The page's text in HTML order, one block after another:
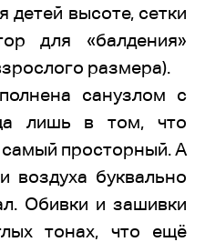
детей высоте, сетки
для «балдения»
размера).
санузлом с
лишь в том, что
самый просторный. А
воздуха буквально
Обивки и зашивки
тонах, что ещё